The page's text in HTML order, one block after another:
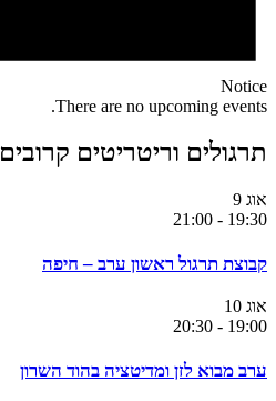
Notice
There are no upcoming events.
תרגולים וריטריטים קרובים
אוג 9
19:30
-
21:00
קבוצת תרגול ראשון ערב – חיפה
אוג 10
19:00
-
20:30
ערב מבוא לזן ומדיטציה בהוד השרון